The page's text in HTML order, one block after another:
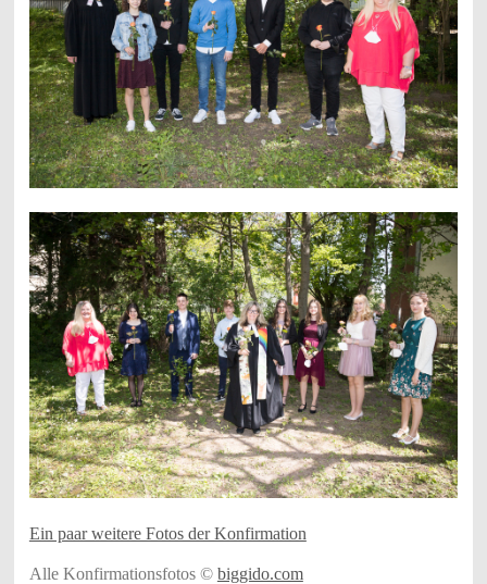
Ein paar weitere Fotos der Konfirmation
Alle Konfirmationsfotos © biggido.com